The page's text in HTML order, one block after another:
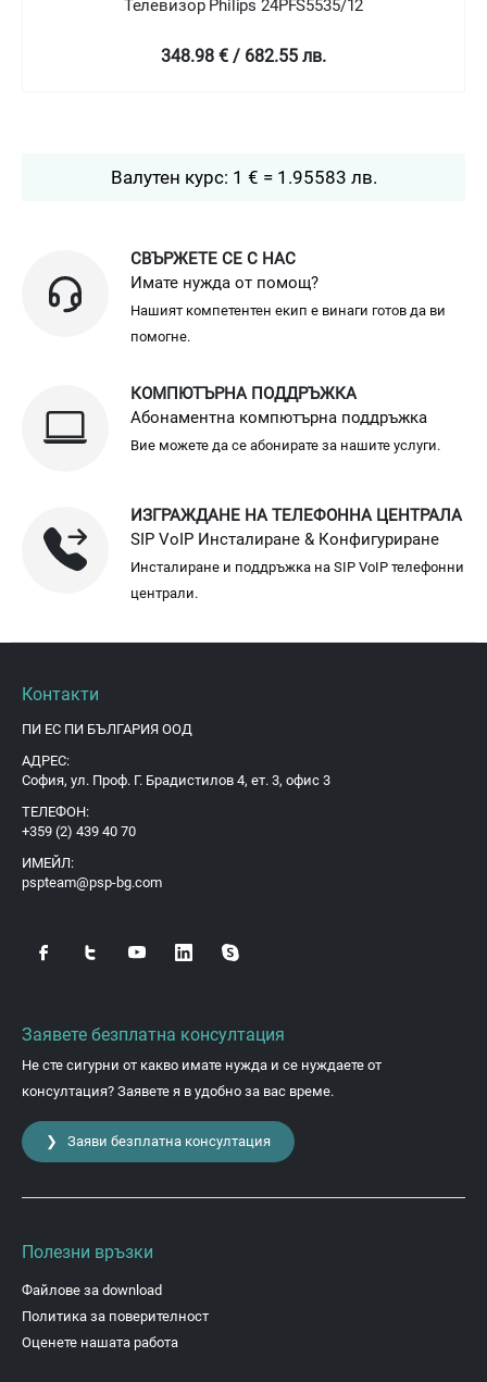
Телевизор Philips
349 € / 682.58 лв.
Валутен курс: 1 € = 1.95583 лв.
СВЪРЖЕТЕ СЕ С НАС
Имате нужда от помощ?
Нашият компетентен екип е винаги готов да ви
помогне.
КОМПЮТЪРНА ПОДДРЪЖКА
Абонаментна компютърна поддръжка
Вие можете да се абонирате за нашите услуги.
ИЗГРАЖДАНЕ НА ТЕЛЕФОННА ЦЕНТРАЛА
SIP VoIP Инсталиране & Конфигуриране
Инсталиране и поддръжка на SIP VoIP телефонни
централи.
Контакти
ПИ ЕС ПИ БЪЛГАРИЯ ООД
АДРЕС:
София, ул. Проф. Г. Брадистилов 4, ет. 3, офис 3
ТЕЛЕФОН:
+359 (2) 439 40 70
ИМЕЙЛ:
pspteam@psp-bg.com
Заявете безплатна консултация
Не сте сигурни от какво имате нужда и се нуждаете от
консултация? Заявете я в удобно за вас време.
❯ Заяви безплатна консултация
Полезни връзки
Файлове за download
Политика за поверителност
Оценете нашата работа